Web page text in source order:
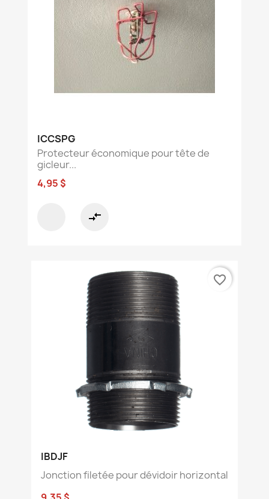
ICCSPG
Protecteur économique pour tête de
gicleur...
4,95 $
compare_arrows
IBDJF
Jonction filetée pour dévidoir horizontal
favorite_border